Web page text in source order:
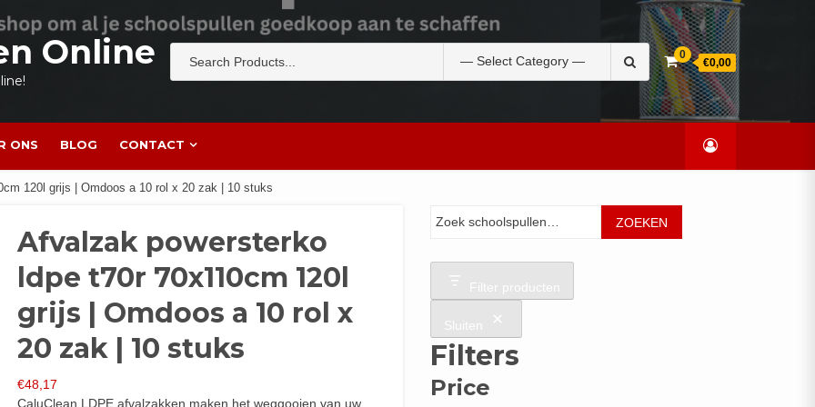
Online
naar:
0
€0,00
ONS BLOG CONTACT
120l grijs | Omdoos a 10 rol x 20 zak | 10 stuks
Afvalzak powersterko
ldpe t70r 70x110cm 120l
grijs | Omdoos a 10 rol x
20 zak | 10 stuks
€48,17
CaluClean LDPE afvalzakken maken het weggooien van uw
ZOEKEN
Filter producten
Sluiten
Filters
Price